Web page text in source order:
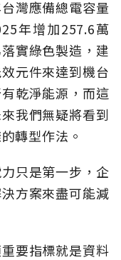
灣應備總電容量
年增加257.6萬
實綠色製造，建
元件來達到機台
乾淨能源，而這
我們無疑將看到
轉型作法。
只是第一步，企
方案來盡可能減
要指標就是資料